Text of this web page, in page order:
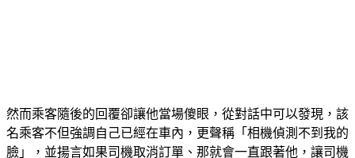
然而乘客隨後的回覆卻讓他當場傻眼，從對話中可以發現，該
名乘客不但強調自己已經在車內，更聲稱「相機偵測不到我的